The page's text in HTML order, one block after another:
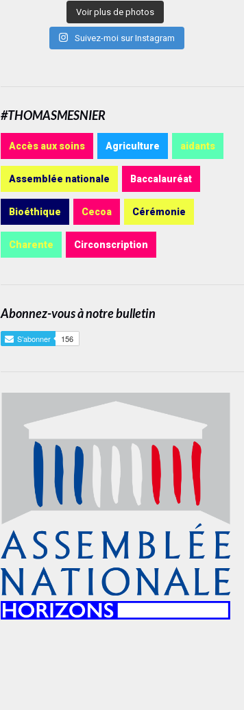
Voir plus de photos
Suivez-moi sur Instagram
#THOMASMESNIER
Accès aux soins Agriculture aidants
Assemblée nationale Baccalauréat
Bioéthique Cecoa Cérémonie
Charente Circonscription
Abonnez-vous à notre bulletin